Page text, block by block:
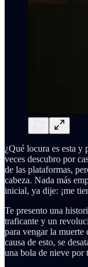
¿Qué locura es esta y
veces descubro por
de las plataformas,
cabeza. Nada más
inicial, ya dije: ¡me
Te presento una
traficante y un
para vengar la muerte
causa de esto, se
una bola de nieve por